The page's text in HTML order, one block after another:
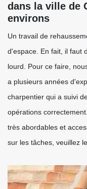
dans la ville de
environs
Un travail de
d'espace. En fait, il faut
lourd. Pour ce faire,
a plusieurs années
charpentier qui a suivi
opérations
très abordables et
sur les tâches, veuillez